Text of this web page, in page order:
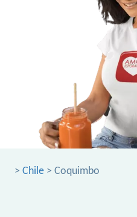
> Chile > Coquimbo